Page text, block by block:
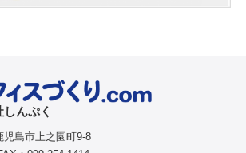
んぷく
児島市上之園町9-8